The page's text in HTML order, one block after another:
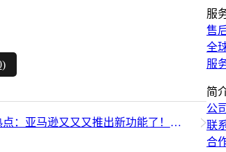
)
逊又又又推出新功能了！你确定不了解一下？
服
售
全
服
简
公
联
合